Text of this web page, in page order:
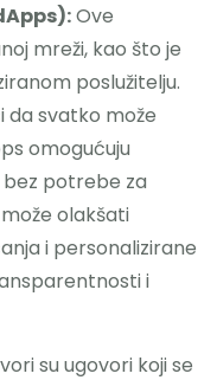
Ove
mreži, kao što je
poslužitelju.
da svatko može
omogućuju
bez potrebe za
olakšati
i personalizirane
i
su ugovori koji se